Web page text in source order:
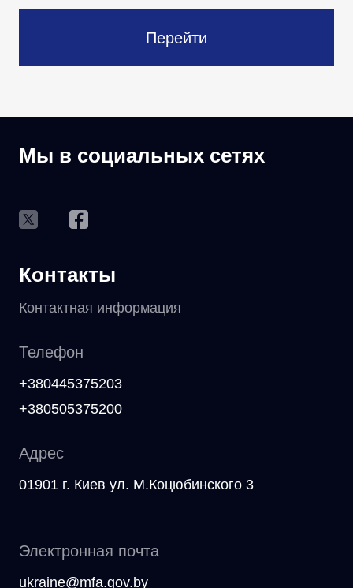
Перейти
Мы в социальных сетях
Контакты
Контактная информация
Телефон
+380445375203
+380505375200
Адрес
01901 г. Киев ул. М.Коцюбинского 3
Электронная почта
ukraine@mfa.gov.by